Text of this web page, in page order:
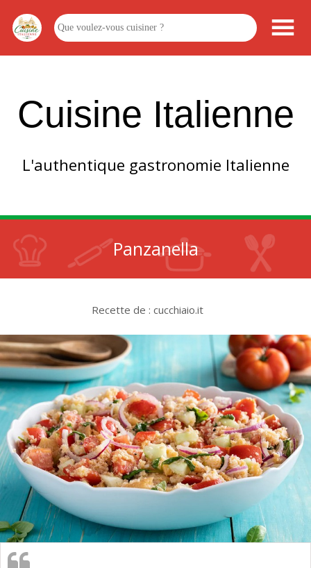
Cuisine Italienne
L'authentique gastronomie Italienne
Panzanella
Recette de : cucchiaio.it